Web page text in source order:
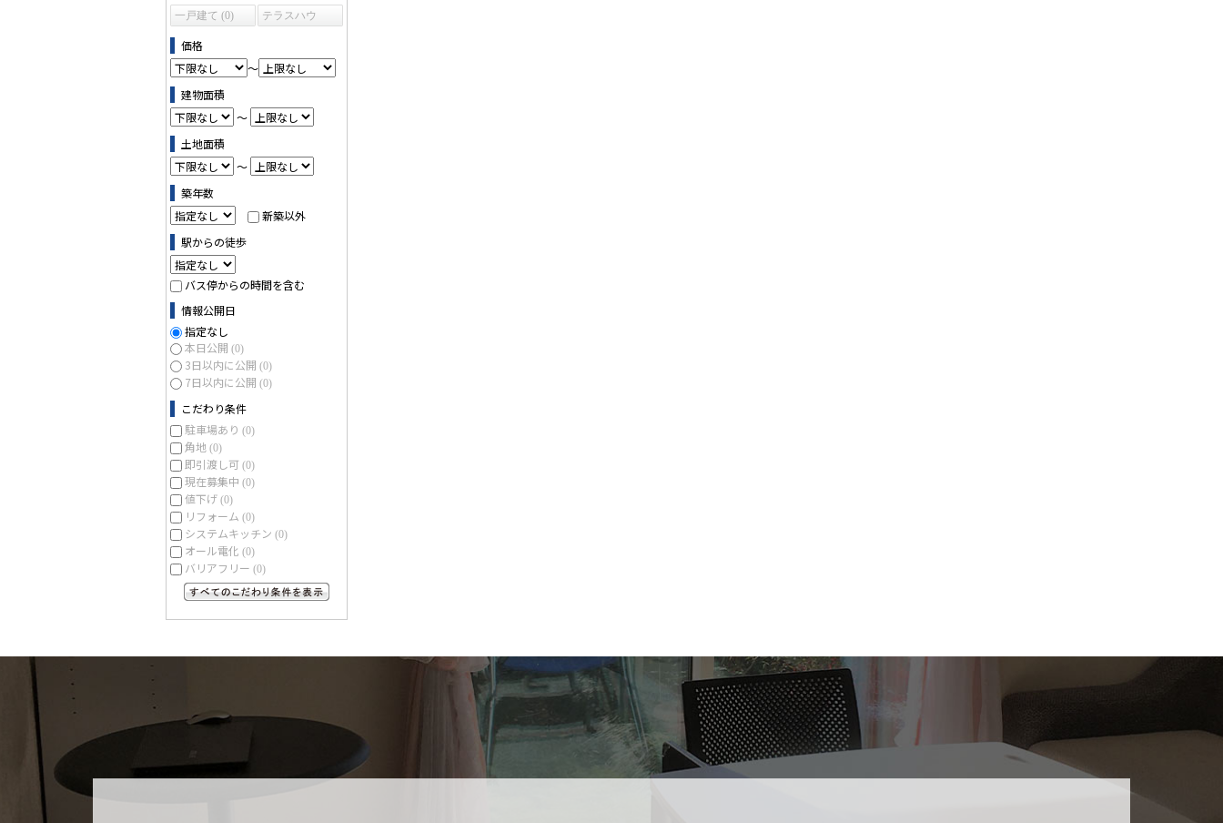
一戸建て (0)
テラスハウ
価格
～
建物面積
～
土地面積
～
築年数
新築以外
駅からの徒歩
バス停からの時間を含む
情報公開日
指定なし
本日公開 (0)
3日以内に公開 (0)
7日以内に公開 (0)
こだわり条件
駐車場あり (0)
角地 (0)
即引渡し可 (0)
現在募集中 (0)
値下げ (0)
リフォーム (0)
システムキッチン (0)
オール電化 (0)
バリアフリー (0)